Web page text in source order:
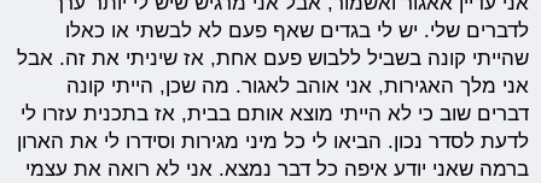
לדברים שלי. יש לי בגדים שאף פעם לא לבשתי או כאלו
שהייתי קונה בשביל ללבוש פעם אחת, אז שיניתי את זה. אבל
אני מלך האגירות, אני אוהב לאגור. מה שכן, הייתי קונה
דברים שוב כי לא הייתי מוצא אותם בבית, אז בתכנית עזרו לי
לדעת לסדר נכון. הביאו לי כל מיני מגירות וסידרו לי את הארון
ברמה שאני יודע איפה כל דבר נמצא. אני לא רואה את עצמי